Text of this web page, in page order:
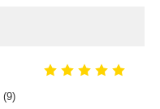
(9)